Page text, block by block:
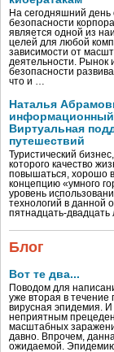
На сегодняшний день
безопасности
является одной из
целей для любой
зависимости от
деятельности.
безопасности
что и …
Наталья
информационный
Виртуальная
путешествий
Туристический
которого качество
повышаться, хорошо
концепцию «умного
уровень
технологий в данной
пятнадцать-двадцать
Блог
Вот те два...
Поводом для
уже вторая в течение
вирусная эпидемия. И
неприятным
масштабных
давно. Впрочем,
ожидаемой.